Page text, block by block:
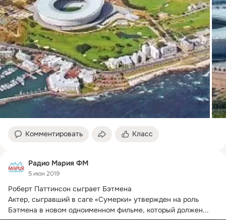
Комментировать Класс
Радио Мария ФМ
5 июн 2019
Роберт Паттинсон сыграет Бэтмена
Актер, сыгравший в саге «Сумерки» утвержден на роль
Бэтмена в новом одноименном фильме, который должен...